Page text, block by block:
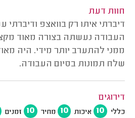
חוות דעת
דיברתי איתו רק בוואצפ ודיברתי
העבודה נעשתה בצורה מאוד
ממני להתערב יותר מידי. היה
שלח תמונות בסיום העבודה.
דירוגים
כללי 10 איכות 10 מחיר 10 זמנים